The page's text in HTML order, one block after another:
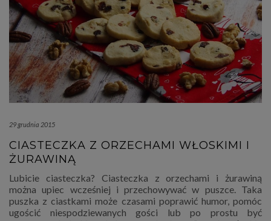
29 grudnia 2015
CIASTECZKA Z ORZECHAMI WŁOSKIMI I
ŻURAWINĄ
Lubicie ciasteczka? Ciasteczka z orzechami i żurawiną
można upiec wcześniej i przechowywać w puszce. Taka
puszka z ciastkami może czasami poprawić humor, pomóc
ugościć niespodziewanych gości lub po prostu być